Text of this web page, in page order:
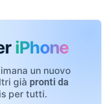
iPhone
un nuovo
già pronti da
per tutti.